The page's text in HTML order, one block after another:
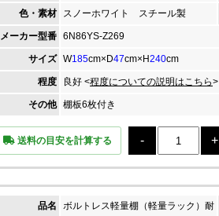
色・素材 スノーホワイト スチール製
メーカー型番 6N86YS-Z269
サイズ W185cm×D47cm×H240cm
程度 良好 <程度についての説明はこちら>
その他 棚板6枚付き
送料の目安を計算する
品名
ボルトレス軽量棚（軽量ラック）耐